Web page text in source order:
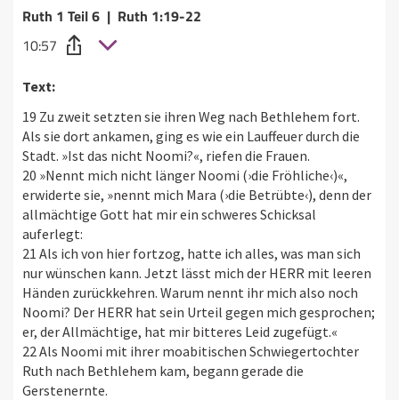
Ruth 1 Teil 6 | Ruth 1:19-22
10:57
Text:
19 Zu zweit setzten sie ihren Weg nach Bethlehem fort.
Als sie dort ankamen, ging es wie ein Lauffeuer durch die
Stadt. »Ist das nicht Noomi?«, riefen die Frauen.
20 »Nennt mich nicht länger Noomi (›die Fröhliche‹)«,
erwiderte sie, »nennt mich Mara (›die Betrübte‹), denn der
allmächtige Gott hat mir ein schweres Schicksal
auferlegt:
21 Als ich von hier fortzog, hatte ich alles, was man sich
nur wünschen kann. Jetzt lässt mich der HERR mit leeren
Händen zurückkehren. Warum nennt ihr mich also noch
Noomi? Der HERR hat sein Urteil gegen mich gesprochen;
er, der Allmächtige, hat mir bitteres Leid zugefügt.«
22 Als Noomi mit ihrer moabitischen Schwiegertochter
Ruth nach Bethlehem kam, begann gerade die
Gerstenernte.